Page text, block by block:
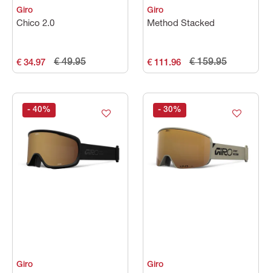
Giro
Chico 2.0
€ 34.97 € 49.95
Giro
Method Stacked
€ 111.96 € 159.95
Giro
- 40%
Giro
- 30%